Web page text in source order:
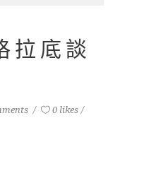
拉底談
0 likes